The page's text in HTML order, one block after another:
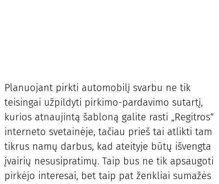
Planuojant pirkti automobilį svarbu ne tik
teisingai užpildyti pirkimo-pardavimo sutartį,
kurios atnaujintą šabloną galite rasti „Regitros“
interneto svetainėje, tačiau prieš tai atlikti tam
tikrus namų darbus, kad ateityje būtų išvengta
įvairių nesusipratimų. Taip bus ne tik apsaugoti
pirkėjo interesai, bet taip pat ženkliai sumažės